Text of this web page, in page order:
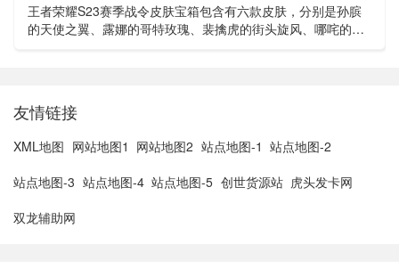
王者荣耀S23赛季战令皮肤宝箱包含有六款皮肤，分别是孙膑
的天使之翼、露娜的哥特玫瑰、裴擒虎的街头旋风、哪咤的三
友情链接
XML地图 网站地图1 网站地图2 站点地图-1 站点地图-2
站点地图-3 站点地图-4 站点地图-5 创世货源站 虎头发卡网
双龙辅助网